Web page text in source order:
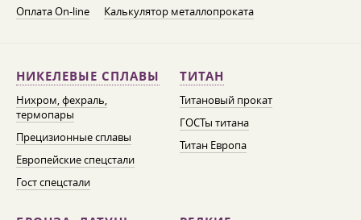
Оплата On-line Калькулятор металлопроката
НИКЕЛЕВЫЕ СПЛАВЫ
Нихром, фехраль,
термопары
Прецизионные сплавы
Европейские спецстали
Гост спецстали
ТИТАН
Титановый прокат
ГОСТы титана
Титан Европа